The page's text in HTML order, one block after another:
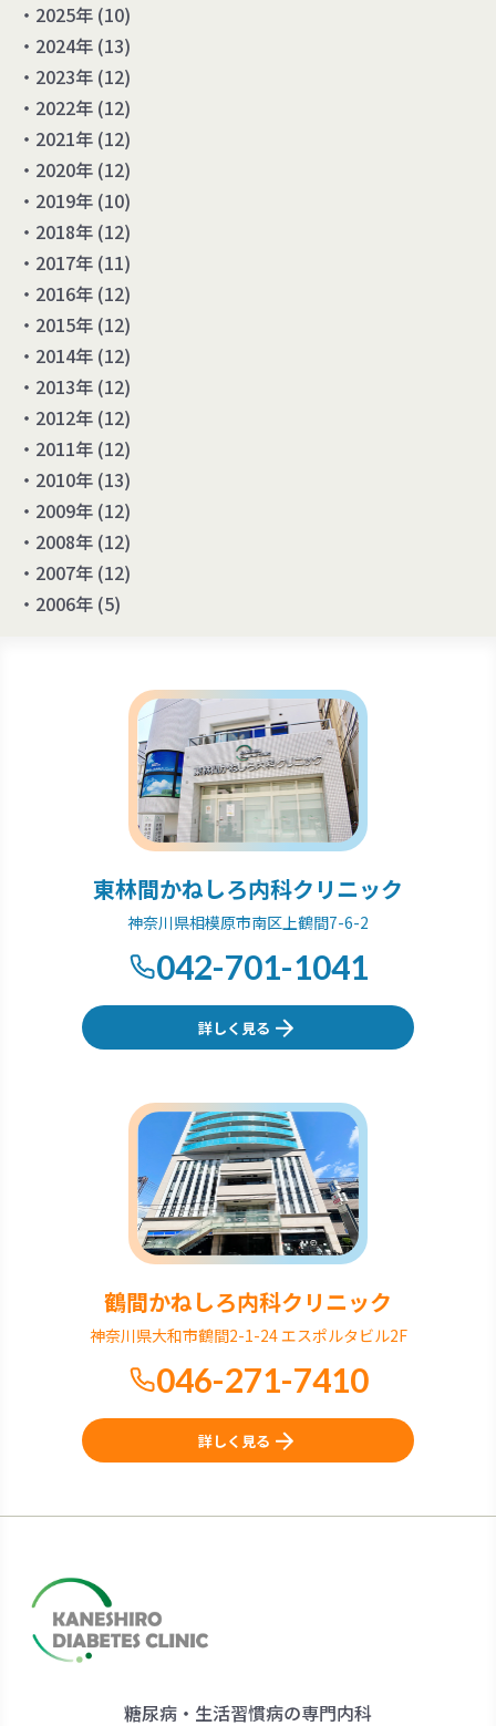
2025年 (10)
2024年 (13)
2023年 (12)
2022年 (12)
2021年 (12)
2020年 (12)
2019年 (10)
2018年 (12)
2017年 (11)
2016年 (12)
2015年 (12)
2014年 (12)
2013年 (12)
2012年 (12)
2011年 (12)
2010年 (13)
2009年 (12)
2008年 (12)
2007年 (12)
2006年 (5)
東林間かねしろ内科クリニック
神奈川県相模原市南区上鶴間7-6-2
042-701-1041
詳しく見る
鶴間かねしろ内科クリニック
神奈川県大和市鶴間2-1-24 エスポルタビル2F
046-271-7410
詳しく見る
糖尿病・生活習慣病の専門内科